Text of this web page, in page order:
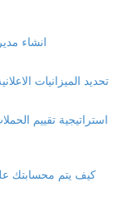
انشاء مدير
تحديد الميزانيات
استراتيجية تقييم
كيف يتم محسابتك على